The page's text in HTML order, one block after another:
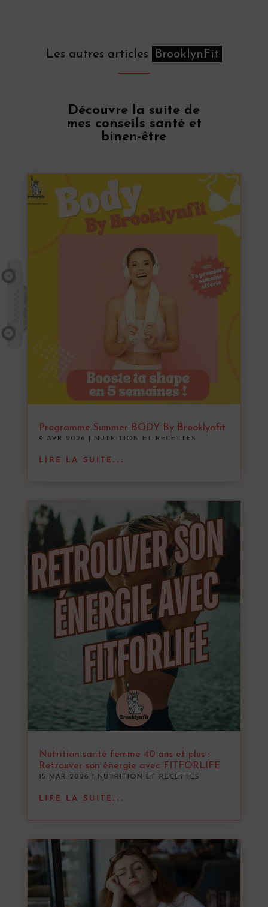
Les autres articles BrooklynFit
Découvre la suite de
mes conseils santé et
binen-être
Programme Summer BODY By Brooklynfit
9 AVR 2026 NUTRITION ET RECETTES
LIRE LA SUITE...
Nutrition santé femme 40 ans et plus :
Retrouver son énergie avec FITFORLIFE
15 MAR 2026 NUTRITION ET RECETTES
LIRE LA SUITE...